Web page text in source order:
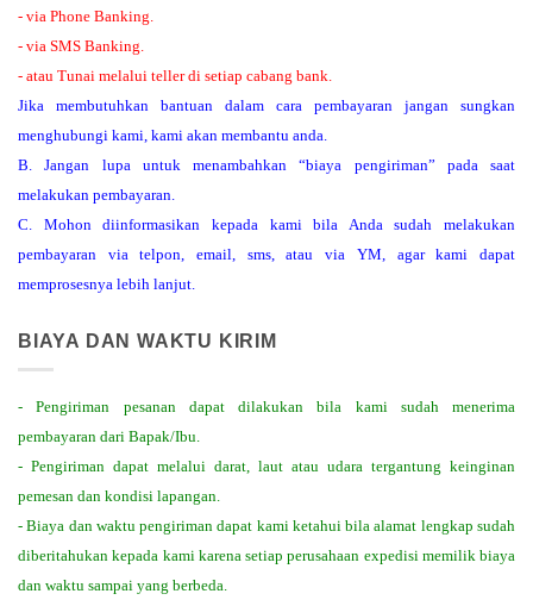
- via Phone Banking.
- via SMS Banking.
- atau Tunai melalui teller di setiap cabang bank.
Jika membutuhkan bantuan dalam cara pembayaran jangan sungkan
menghubungi kami, kami akan membantu anda.
B. Jangan lupa untuk menambahkan “biaya pengiriman” pada saat
melakukan pembayaran.
C. Mohon diinformasikan kepada kami bila Anda sudah melakukan
pembayaran via telpon, email, sms, atau via YM, agar kami dapat
memprosesnya lebih lanjut.
BIAYA DAN WAKTU KIRIM
- Pengiriman pesanan dapat dilakukan bila kami sudah menerima
pembayaran dari Bapak/Ibu.
- Pengiriman dapat melalui darat, laut atau udara tergantung keinginan
pemesan dan kondisi lapangan.
- Biaya dan waktu pengiriman dapat kami ketahui bila alamat lengkap sudah
diberitahukan kepada kami karena setiap perusahaan expedisi memilik biaya
dan waktu sampai yang berbeda.